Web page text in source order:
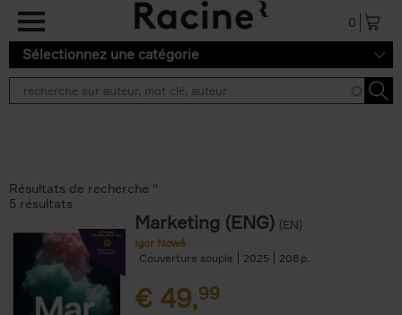
Aller au contenu principal
0
Sélectionnez une catégorie
Résultats de recherche ''
5 résultats
Marketing (ENG) (EN)
Igor Nowé
Couverture souple
2025 208
€ 49,99